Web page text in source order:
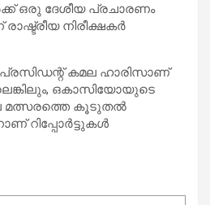
ഒരു ദേശീയ പ്രചാരണം
നിരീക്ഷകർ
കമല ഹാരിസാണ്
ഒകാസിയോയുടെ
മത്സരത്തെ കൂടുതൽ
റിപ്പോർട്ടുകൾ